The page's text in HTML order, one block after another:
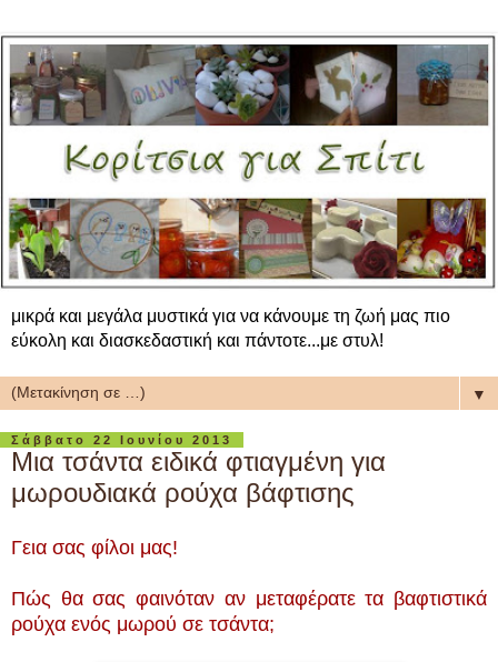
μικρά και μεγάλα μυστικά για να κάνουμε τη ζωή μας πιο
εύκολη και διασκεδαστική και πάντοτε...με στυλ!
▼
Σάββατο 22 Ιουνίου 2013
Μια τσάντα ειδικά φτιαγμένη για
μωρουδιακά ρούχα βάφτισης
Γεια σας φίλοι μας!
Πώς θα σας φαινόταν αν μεταφέρατε τα βαφτιστικά
ρούχα ενός μωρού σε τσάντα;